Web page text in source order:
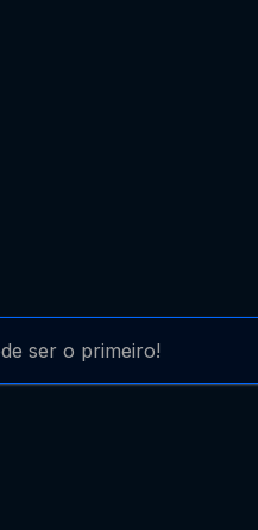
ser o primeiro!